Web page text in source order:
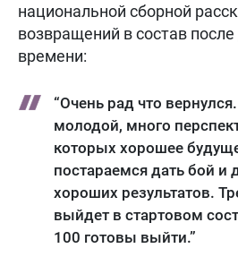
национальной сборной
возвращений в состав
времени:
“Очень рад что
молодой, много
которых хорошее
постараемся дать бой и
хороших результатов.
выйдет в стартовом
100 готовы выйти.”